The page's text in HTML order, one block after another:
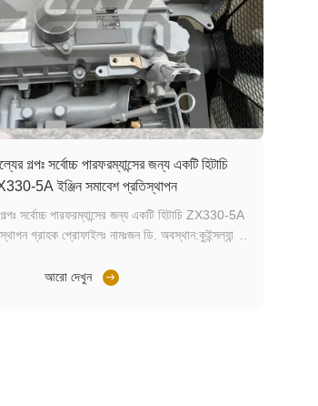
গল্পঃ সর্বোচ্চ পারফরম্যান্সের জন্য একটি হিটাচি
5A ইঞ্জিন সমাবেশ প্রতিস্থাপন
সর্বোচ্চ পারফরম্যান্সের জন্য একটি হিটাচি ZX330-5A
গ্রাহক প্রোফাইলঃ নামঃজন ডি. অবস্থান:কুইন্সল্যান্ড,
ত্রুটি প্রকল্প বিলম্বের কারণ চ্যালেঞ্জঃ হ...
আরো দেখুন